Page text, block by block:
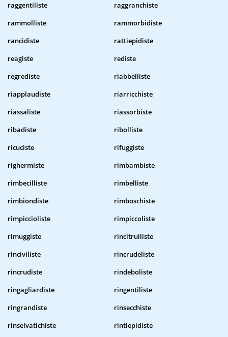
raggentiliste
raggranchiste
rammolliste
rammorbidiste
rancidiste
rattiepidiste
reagiste
rediste
regrediste
riabbelliste
riapplaudiste
riarricchiste
riassaliste
riassorbiste
ribadiste
ribolliste
ricuciste
rifuggiste
righermiste
rimbambiste
rimbecilliste
rimbelliste
rimbiondiste
rimboschiste
rimpiccioliste
rimpiccoliste
rimuggiste
rincitrulliste
rinciviliste
rincrudeliste
rincrudiste
rindeboliste
ringagliardiste
ringentiliste
ringrandiste
rinsecchiste
rinselvatichiste
rintiepidiste